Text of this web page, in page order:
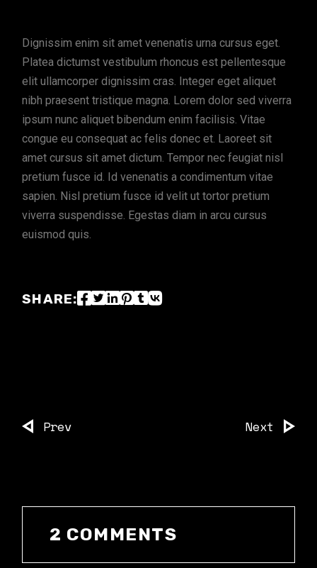
Dignissim enim sit amet venenatis urna cursus eget.
Platea dictumst vestibulum rhoncus est pellentesque
elit ullamcorper dignissim cras. Integer eget aliquet
nibh praesent tristique magna. Lorem dolor sed viverra
ipsum nunc aliquet bibendum enim facilisis. Vitae
congue eu consequat ac felis donec et. Laoreet sit
amet cursus sit amet dictum. Tempor nec feugiat nisl
pretium fusce id. Id venenatis a condimentum vitae
sapien. Nisl pretium fusce id velit ut tortor pretium
viverra suspendisse. Egestas diam in arcu cursus
euismod quis.
SHARE:
Prev Next
2 COMMENTS